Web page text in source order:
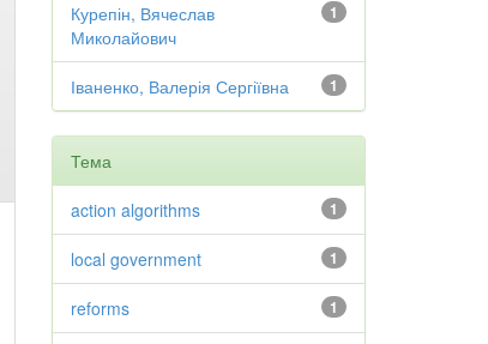
1
Курепін, Вячеслав
Миколайович
1
Іваненко, Валерія Сергіївна
Тема
1
action algorithms
1
local government
1
reforms